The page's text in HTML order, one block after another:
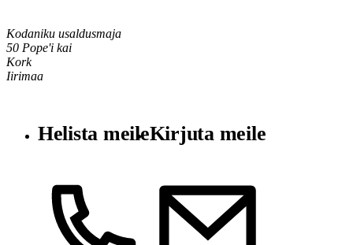
Kodaniku usaldusmaja
50 Pope'i kai
Kork
Iirimaa
Helista meileKirjuta meile